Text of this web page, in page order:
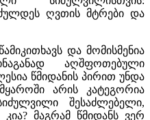
ღვთის მტრები და
და მომისმენია
აღშფოთებული
წმიდანის პირით უნდა
არის კატეგორია
შესაძლებელი,
მაგრამ წმიდანს ვერ